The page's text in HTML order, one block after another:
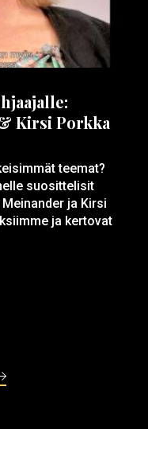
Kirsi Porkka
teemat?
suosittelisit
ja Kirsi
ja kertovat